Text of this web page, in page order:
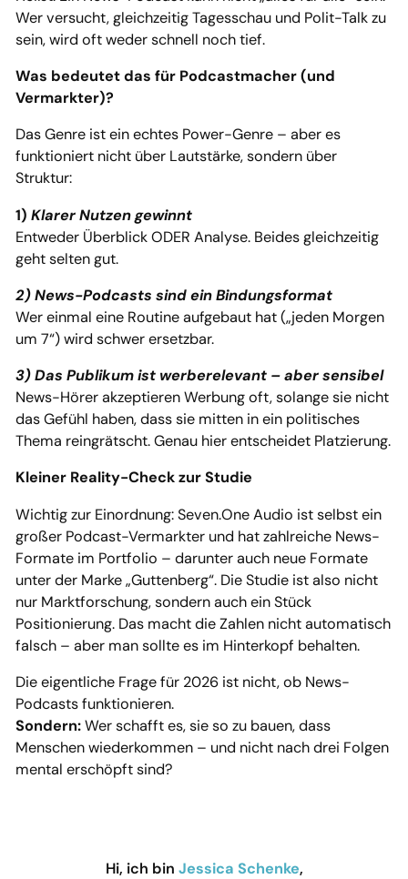
Wer versucht, gleichzeitig Tagesschau und Polit-Talk zu
sein, wird oft weder schnell noch tief.
Was bedeutet das für Podcastmacher (und
Vermarkter)?
Das Genre ist ein echtes Power-Genre – aber es
funktioniert nicht über Lautstärke, sondern über
Struktur:
1)Klarer Nutzen gewinnt
Entweder Überblick ODER Analyse. Beides gleichzeitig
geht selten gut.
2) News-Podcasts sind ein Bindungsformat
Wer einmal eine Routine aufgebaut hat („jeden Morgen
um 7“) wird schwer ersetzbar.
3) Das Publikum ist werberelevant – aber sensibel
News-Hörer akzeptieren Werbung oft, solange sie nicht
das Gefühl haben, dass sie mitten in ein politisches
Thema reingrätscht. Genau hier entscheidet Platzierung.
Kleiner Reality-Check zur Studie
Wichtig zur Einordnung: Seven.One Audio ist selbst ein
großer Podcast-Vermarkter und hat zahlreiche News-
Formate im Portfolio – darunter auch neue Formate
unter der Marke „Guttenberg“. Die Studie ist also nicht
nur Marktforschung, sondern auch ein Stück
Positionierung. Das macht die Zahlen nicht automatisch
falsch – aber man sollte es im Hinterkopf behalten.
Die eigentliche Frage für 2026 ist nicht, ob News-
Podcasts funktionieren.
Sondern:Wer schafft es, sie so zu bauen, dass
Menschen wiederkommen – und nicht nach drei Folgen
mental erschöpft sind?
Hi, ich bin Jessica Schenke,